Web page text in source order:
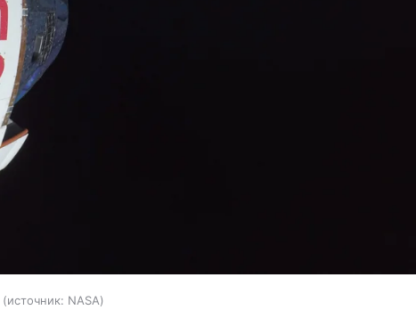
источник: NASA